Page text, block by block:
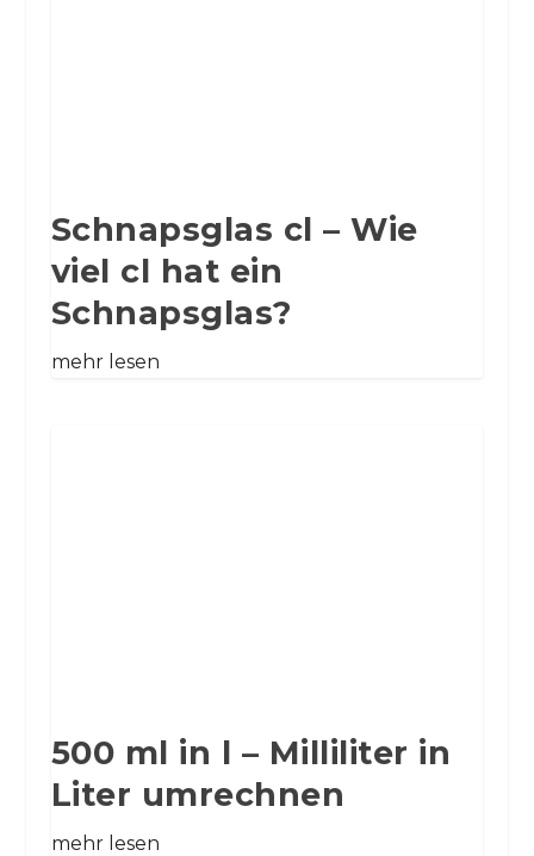
Schnapsglas cl – Wie
viel cl hat ein
Schnapsglas?
mehr lesen
500 ml in l – Milliliter in
Liter umrechnen
mehr lesen